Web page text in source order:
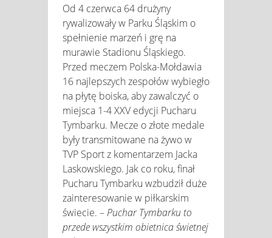
Od 4 czerwca 64 drużyny
rywalizowały w Parku Śląskim o
spełnienie marzeń i grę na
murawie Stadionu Śląskiego.
Przed meczem Polska-Mołdawia
16 najlepszych zespołów wybiegło
na płytę boiska, aby zawalczyć o
miejsca 1-4 XXV edycji Pucharu
Tymbarku. Mecze o złote medale
były transmitowane na żywo w
TVP Sport z komentarzem Jacka
Laskowskiego. Jak co roku, finał
Pucharu Tymbarku wzbudził duże
zainteresowanie w piłkarskim
świecie. – Puchar Tymbarku to
przede wszystkim obietnica świetnej